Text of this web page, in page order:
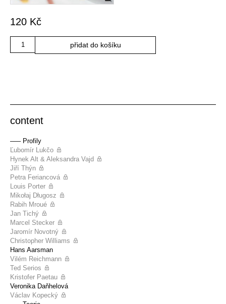
120 Kč
přidat do košíku
content
––– Profily
Ľubomír Lukčo
Hynek Alt & Aleksandra Vajd
Jiří Thýn
Petra Feriancová
Louis Porter
Mikołaj Długosz
Rabih Mroué
Jan Tichý
Marcel Stecker
Jaromír Novotný
Christopher Williams
Hans Aarsman
Vilém Reichmann
Ted Serios
Kristofer Paetau
Veronika Daňhelová
Václav Kopecký